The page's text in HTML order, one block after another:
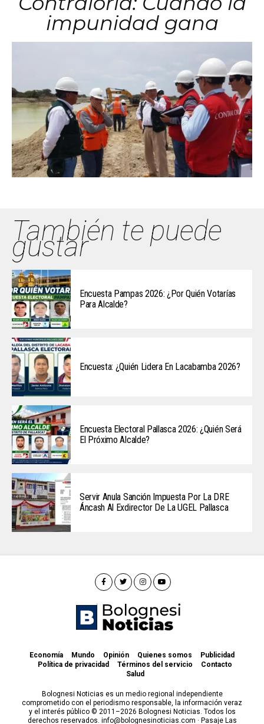
impunidad gana
También te puede
gustar
Encuesta Pampas 2026: ¿Por Quién Votarías
Para Alcalde?
Encuesta: ¿Quién Lidera En Lacabamba 2026?
Encuesta Electoral Pallasca 2026: ¿Quién Será
El Próximo Alcalde?
Servir Anula Sanción Impuesta Por La DRE
Áncash Al Exdirector De La UGEL Pallasca
Economía Mundo Opinión Quienes somos
Publicidad
Política de privacidad
Términos del servicio
Contacto
Salud
Bolognesi Noticias es un medio regional independiente
comprometido con el periodismo responsable, la información veraz
y el interés público © 2011–2026 Bolognesi Noticias. Todos los
derechos reservados. info@bolognesinoticias.com · Pasaje Las